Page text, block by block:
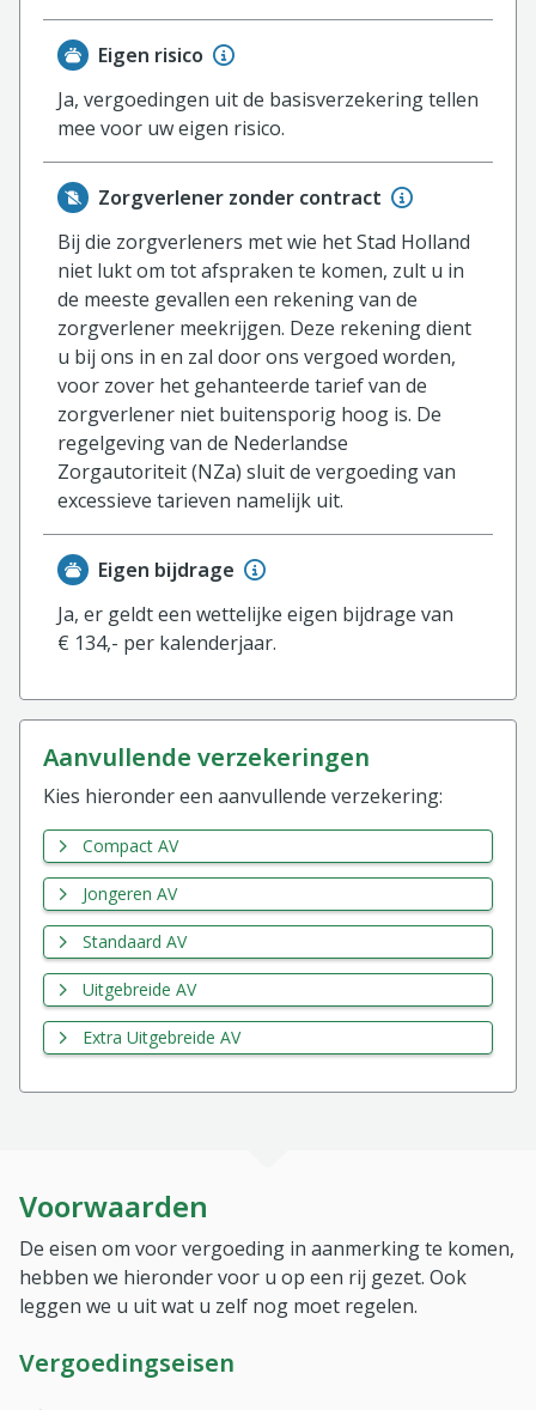
Eigen risico
Ja, vergoedingen uit de basisverzekering tellen
mee voor uw eigen risico.
Zorgverlener zonder contract
Bij die zorgverleners met wie het Stad Holland
niet lukt om tot afspraken te komen, zult u in
de meeste gevallen een rekening van de
zorgverlener meekrijgen. Deze rekening dient
u bij ons in en zal door ons vergoed worden,
voor zover het gehanteerde tarief van de
zorgverlener niet buitensporig hoog is. De
regelgeving van de Nederlandse
Zorgautoriteit (NZa) sluit de vergoeding van
excessieve tarieven namelijk uit.
Eigen bijdrage
Ja, er geldt een wettelijke eigen bijdrage van
€ 134,- per kalenderjaar.
aanvullende verzekeringen
Kies hieronder een aanvullende verzekering:
Compact AV
Jongeren AV
Standaard AV
Uitgebreide AV
Extra Uitgebreide AV
Voorwaarden
De eisen om voor vergoeding in aanmerking te komen,
hebben we hieronder voor u op een rij gezet. Ook
leggen we u uit wat u zelf nog moet regelen.
Vergoedingseisen